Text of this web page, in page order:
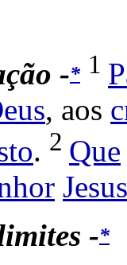
-* 1
, aos
. 2 Que
Jesus
-*